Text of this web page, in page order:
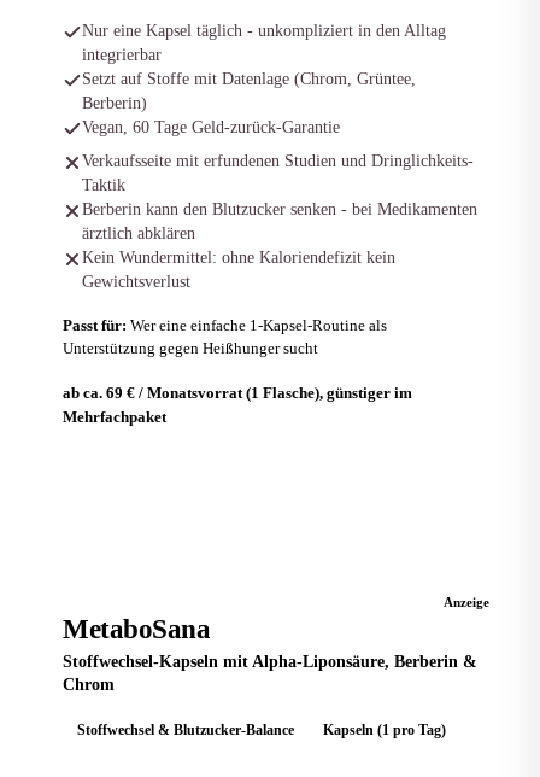
Nur eine Kapsel täglich - unkompliziert in den Alltag
integrierbar
Setzt auf Stoffe mit Datenlage (Chrom, Grüntee,
Berberin)
Vegan, 60 Tage Geld-zurück-Garantie
Verkaufsseite mit erfundenen Studien und Dringlichkeits-
Taktik
Berberin kann den Blutzucker senken - bei Medikamenten
ärztlich abklären
Kein Wundermittel: ohne Kaloriendefizit kein
Gewichtsverlust
Passt für: Wer eine einfache 1-Kapsel-Routine als
Unterstützung gegen Heißhunger sucht
ab ca. 69 € / Monatsvorrat (1 Flasche), günstiger im
Mehrfachpaket
Anzeige
MetaboSana
Stoffwechsel-Kapseln mit Alpha-Liponsäure, Berberin &
Chrom
Stoffwechsel & Blutzucker-Balance Kapseln (1 pro Tag)